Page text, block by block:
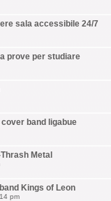
sala accessibile 24/7
prove per studiare
band ligabue
Metal
Kings of Leon
pm